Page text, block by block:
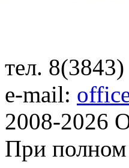
тел.
e-mail:
2008-2026
При полном